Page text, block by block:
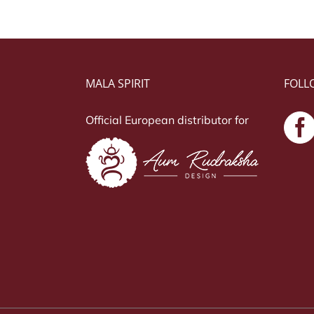
MALA SPIRIT
Official European distributor for